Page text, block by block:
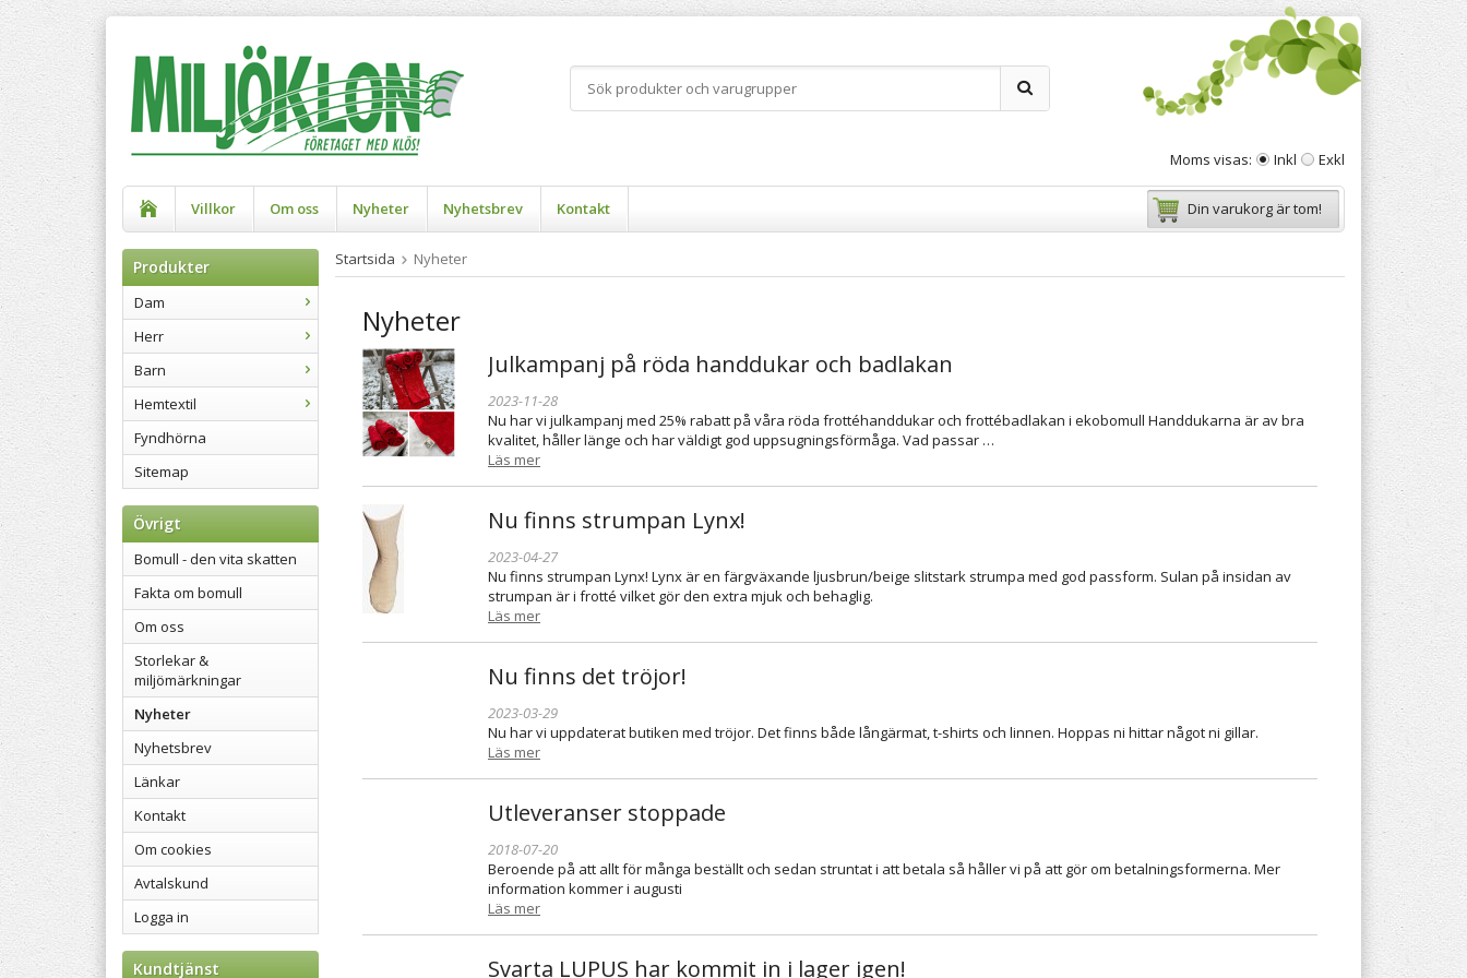
Moms visas: Inkl Exkl
Villkor Om oss Nyheter Nyhetsbrev Kontakt Din varukorg är tom!
Produkter
Dam
Herr
Barn
Hemtextil
Fyndhörna
Sitemap
Övrigt
Bomull - den vita skatten
Fakta om bomull
Om oss
Storlekar &
miljömärkningar
Nyheter
Nyhetsbrev
Länkar
Kontakt
Om cookies
Avtalskund
Logga in
Kundtjänst
Startsida Nyheter
Nyheter
Julkampanj på röda handdukar och badlakan
2023-11-28
Nu har vi julkampanj med 25% rabatt på våra röda frottéhanddukar och frottébadlakan i ekobomull Handdukarna är av bra
kvalitet, håller länge och har väldigt god uppsugningsförmåga. Vad passar …
Läs mer
Nu finns strumpan Lynx!
2023-04-27
Nu finns strumpan Lynx! Lynx är en färgväxande ljusbrun/beige slitstark strumpa med god passform. Sulan på insidan av
strumpan är i frotté vilket gör den extra mjuk och behaglig.
Läs mer
Nu finns det tröjor!
2023-03-29
Nu har vi uppdaterat butiken med tröjor. Det finns både långärmat, t-shirts och linnen. Hoppas ni hittar något ni gillar.
Läs mer
Utleveranser stoppade
2018-07-20
Beroende på att allt för många beställt och sedan struntat i att betala så håller vi på att gör om betalningsformerna. Mer
information kommer i augusti
Läs mer
Svarta LUPUS har kommit in i lager igen!